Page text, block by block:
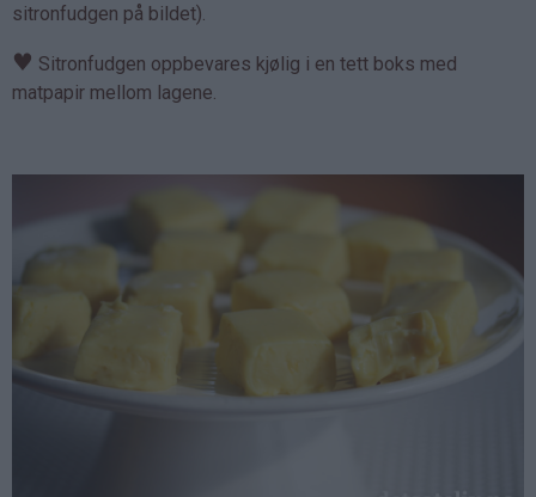
sitronfudgen på bildet).
♥ Sitronfudgen oppbevares kjølig i en tett boks med
matpapir mellom lagene.